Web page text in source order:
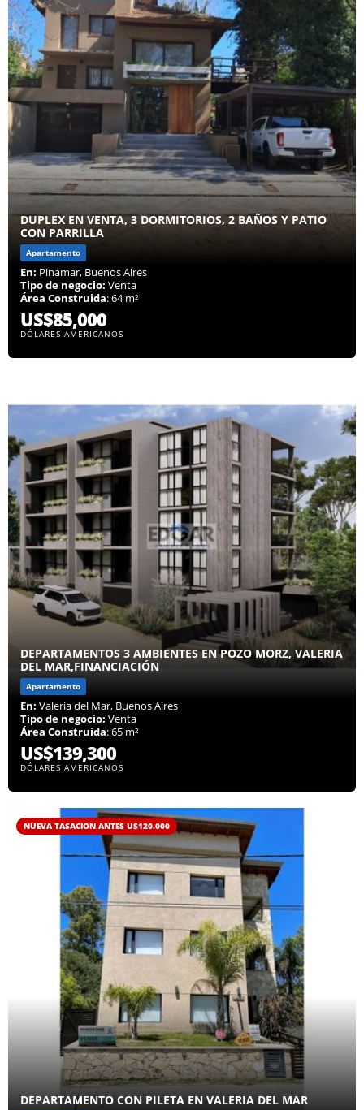
DUPLEX EN VENTA, 3 DORMITORIOS, 2 BAÑOS Y PATIO
CON PARRILLA
Apartamento
En: Pinamar, Buenos Aires
Tipo de negocio: Venta
Área Construida: 64 m²
US$85,000
DÓLARES AMERICANOS
DEPARTAMENTOS 3 AMBIENTES EN POZO MORZ, VALERIA
DEL MAR,FINANCIACIÓN
Apartamento
En: Valeria del Mar, Buenos Aires
Tipo de negocio: Venta
Área Construida: 65 m²
US$139,300
DÓLARES AMERICANOS
NUEVA TASACION ANTES U$120.000
DEPARTAMENTO CON PILETA EN VALERIA DEL MAR